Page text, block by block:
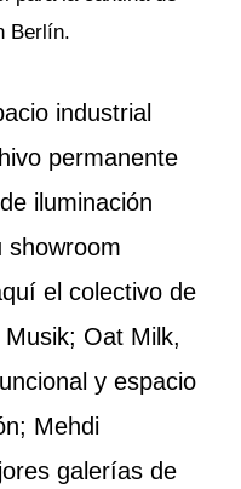
Berlín.
industrial
permanente
iluminación
showroom
el colectivo de
Oat Milk,
y espacio
Mehdi
galerías de